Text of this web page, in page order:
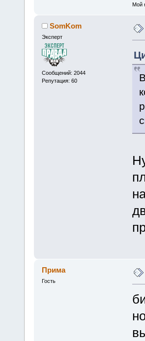
Мой
SomKom
Эксперт
Сообщений: 2044
Репутация: 60
Прима
Гость